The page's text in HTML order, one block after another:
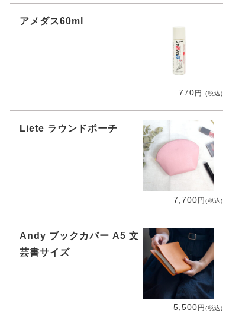
アメダス60ml
770 円 (税込)
Liete ラウンドポーチ
7,700 円 (税込)
Andy ブックカバー A5 文
芸書サイズ
5,500 円 (税込)